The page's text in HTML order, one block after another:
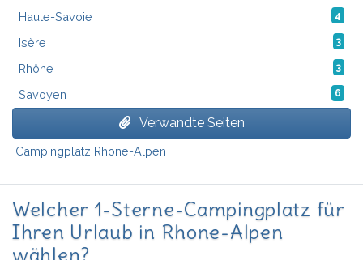
Haute-Savoie 4
Isère 3
Rhône 3
Savoyen 6
Verwandte Seiten
Campingplatz Rhone-Alpen
Welcher 1-Sterne-Campingplatz für
Ihren Urlaub in Rhone-Alpen
wählen?